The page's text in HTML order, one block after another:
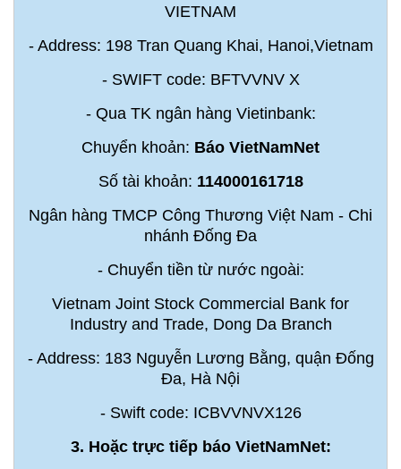
VIETNAM
- Address: 198 Tran Quang Khai, Hanoi,Vietnam
- SWIFT code: BFTVVNV X
- Qua TK ngân hàng Vietinbank:
Chuyển khoản: Báo VietNamNet
Số tài khoản: 114000161718
Ngân hàng TMCP Công Thương Việt Nam - Chi
nhánh Đống Đa
- Chuyển tiền từ nước ngoài:
Vietnam Joint Stock Commercial Bank for
Industry and Trade, Dong Da Branch
- Address: 183 Nguyễn Lương Bằng, quận Đống
Đa, Hà Nội
- Swift code: ICBVVNVX126
3. Hoặc trực tiếp báo VietNamNet: